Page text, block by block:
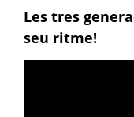
Les tres
seu ritme!